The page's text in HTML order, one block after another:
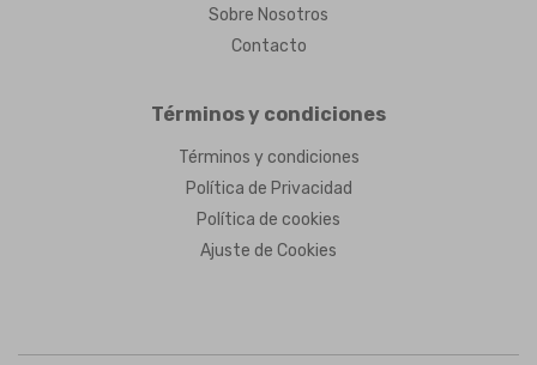
Sobre Nosotros
Contacto
Términos y condiciones
Términos y condiciones
Política de Privacidad
Política de cookies
Ajuste de Cookies